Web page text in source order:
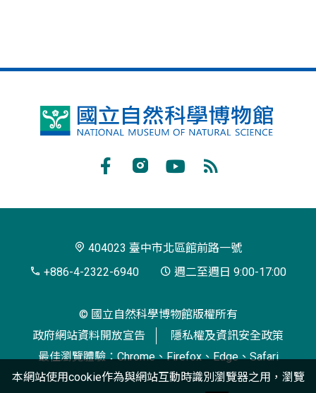
國
博
閱
404023 臺中市北區館前路一號
+886-4-2322-6940
週二至週日 9:00-17:00
© 國立自然科學博物館版權所有
政府網站資料開放宣告
隱私權及資訊安全政策
最佳瀏覽體驗：Chrome、Firefox、Edge、Safari
本網站使用cookie作為與網站互動時識別瀏覽器之用，瀏覽